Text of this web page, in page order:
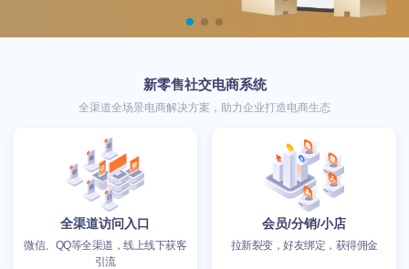
新零售社交电商系统
全渠道全场景电商解决方案，助力企业打造电商生态
全渠道访问入口
微信、QQ等全渠道，线上线下获客
引流
会员/分销/小店
拉新裂变，好友绑定，获得佣金